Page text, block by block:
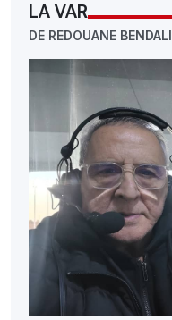
LA VAR
DE REDOUANE BENDALI